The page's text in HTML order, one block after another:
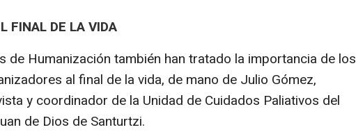
FINAL DE LA VIDA
de Humanización también han tratado la importancia de los
al final de la vida, de mano de Julio Gómez,
y coordinador de la Unidad de Cuidados Paliativos del
de Dios de Santurtzi.